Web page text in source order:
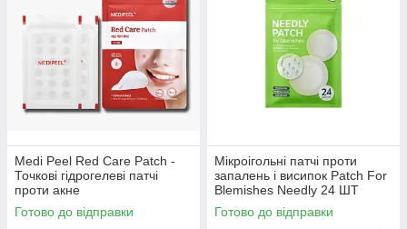
Medi Peel Red Care Patch -
Точкові гідрогелеві патчі
проти акне
Готово до відправки
Мікроігольні патчі проти
запалень і висипок Patch For
Blemishes Needly 24 ШТ
Готово до відправки